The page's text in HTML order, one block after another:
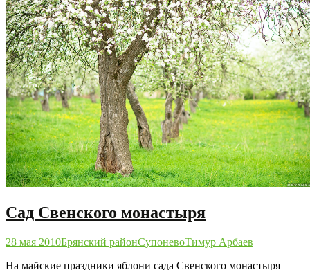
Сад Свенского монастыря
28 мая 2010Брянский районСупоневоТимур Арбаев
На майские праздники яблони сада Свенского монастыря